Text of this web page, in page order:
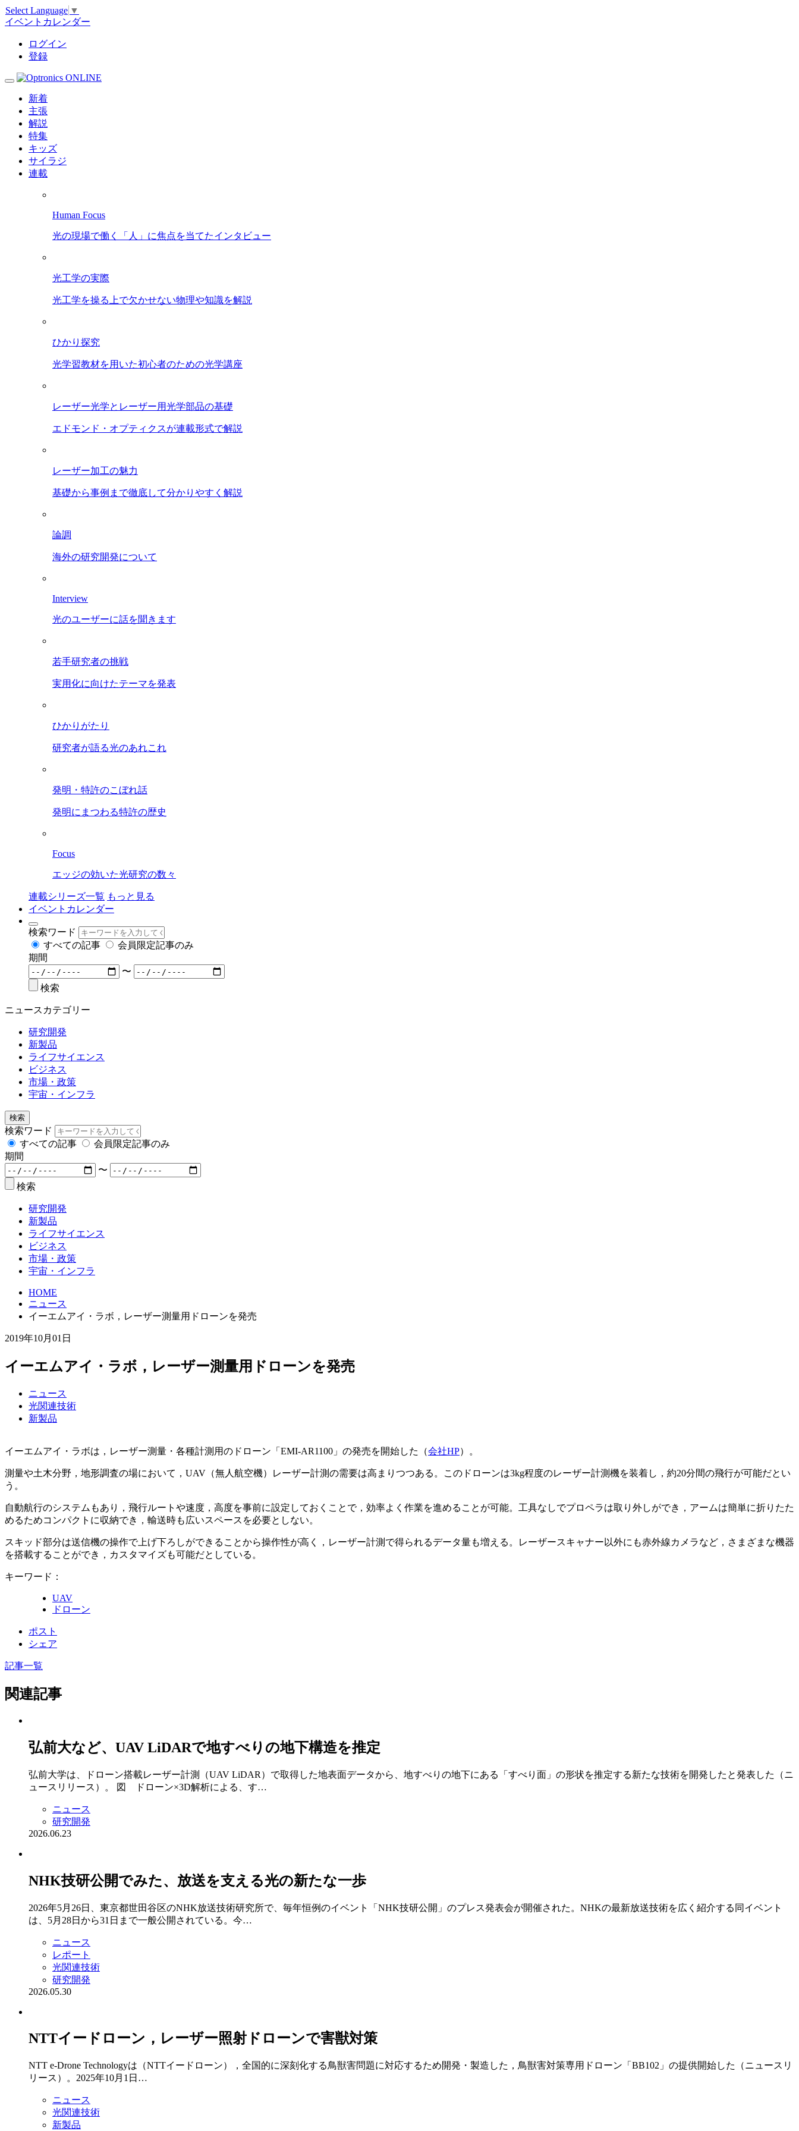
Select Language ▼
イベントカレンダー
ログイン
登録
新着
主張
解説
特集
キッズ
サイラジ
連載
Human Focus
光の現場で働く「人」に焦点を当てたインタビュー
光工学の実際
光工学を操る上で欠かせない物理や知識を解説
ひかり探究
光学習教材を用いた初心者のための光学講座
レーザー光学とレーザー用光学部品の基礎
エドモンド・オプティクスが連載形式で解説
レーザー加工の魅力
基礎から事例まで徹底して分かりやすく解説
論調
海外の研究開発について
Interview
光のユーザーに話を聞きます
若手研究者の挑戦
実用化に向けたテーマを発表
ひかりがたり
研究者が語る光のあれこれ
発明・特許のこぼれ話
発明にまつわる特許の歴史
Focus
エッジの効いた光研究の数々
連載シリーズ一覧 もっと見る
イベントカレンダー
検索ワード
すべての記事
会員限定記事のみ
期間
〜
検索
ニュースカテゴリー
研究開発
新製品
ライフサイエンス
ビジネス
市場・政策
宇宙・インフラ
検索
検索ワード
すべての記事
会員限定記事のみ
期間
〜
検索
研究開発
新製品
ライフサイエンス
ビジネス
市場・政策
宇宙・インフラ
HOME
ニュース
イーエムアイ・ラボ，レーザー測量用ドローンを発売
2019年10月01日
イーエムアイ・ラボ，レーザー測量用ドローンを発売
ニュース
光関連技術
新製品
イーエムアイ・ラボは，レーザー測量・各種計測用のドローン「EMI-AR1100」の発売を開始した（会社HP）。
測量や土木分野，地形調査の場において，UAV（無人航空機）レーザー計測の需要は高まりつつある。このドローンは3kg程度のレーザー計測機を装着し，約20分間の飛行が可能だとい
う。
自動航行のシステムもあり，飛行ルートや速度，高度を事前に設定しておくことで，効率よく作業を進めることが可能。工具なしでプロペラは取り外しができ，アームは簡単に折りたた
めるためコンパクトに収納でき，輸送時も広いスペースを必要としない。
スキッド部分は送信機の操作で上げ下ろしができることから操作性が高く，レーザー計測で得られるデータ量も増える。レーザースキャナー以外にも赤外線カメラなど，さまざまな機器
を搭載することができ，カスタマイズも可能だとしている。
キーワード：
UAV
ドローン
ポスト
シェア
記事一覧
関連記事
弘前大など、UAV LiDARで地すべりの地下構造を推定
弘前大学は、ドローン搭載レーザー計測（UAV LiDAR）で取得した地表面データから、地すべりの地下にある「すべり面」の形状を推定する新たな技術を開発したと発表した（ニ
ュースリリース）。 図 ドローン×3D解析による、す…
ニュース
研究開発
2026.06.23
NHK技研公開でみた、放送を支える光の新たな一歩
2026年5月26日、東京都世田谷区のNHK放送技術研究所で、毎年恒例のイベント「NHK技研公開」のプレス発表会が開催された。NHKの最新放送技術を広く紹介する同イベント
は、5月28日から31日まで一般公開されている。今…
ニュース
レポート
光関連技術
研究開発
2026.05.30
NTTイードローン，レーザー照射ドローンで害獣対策
NTT e-Drone Technologyは（NTTイードローン），全国的に深刻化する鳥獣害問題に対応するため開発・製造した，鳥獣害対策専用ドローン「BB102」の提供開始した（ニュースリ
リース）。2025年10月1日…
ニュース
光関連技術
新製品